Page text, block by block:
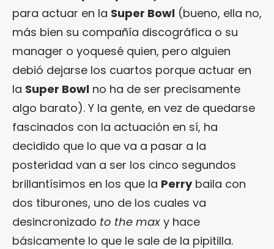
para actuar en la Super Bowl (bueno, ella no,
más bien su compañía discográfica o su
manager o yoquesé quien, pero alguien
debió dejarse los cuartos porque actuar en
la Super Bowl no ha de ser precisamente
algo barato). Y la gente, en vez de quedarse
fascinados con la actuación en sí, ha
decidido que lo que va a pasar a la
posteridad van a ser los cinco segundos
brillantísimos en los que la Perrybaila con
dos tiburones, uno de los cuales va
desincronizado to the max y hace
básicamente lo que le sale de la pipitilla.